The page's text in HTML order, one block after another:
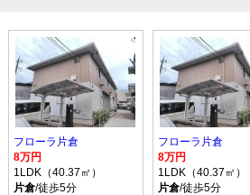
フローラ片倉
8万円
1LDK（40.37㎡）
片倉/徒歩5分
フローラ片倉
8万円
1LDK（40.37㎡）
片倉/徒歩5分